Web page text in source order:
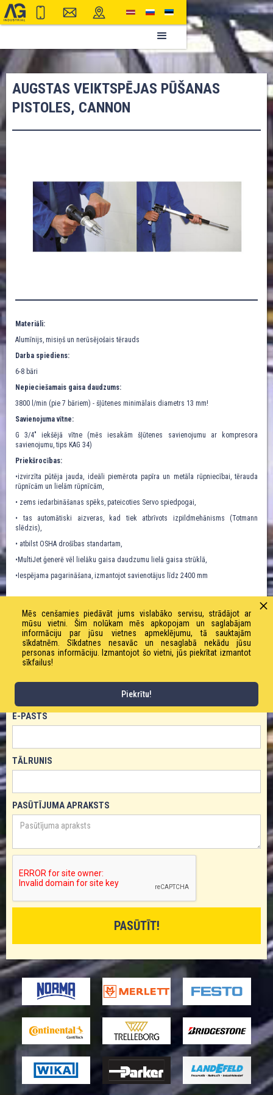
AUGSTAS VEIKTSPĒJAS PŪŠANAS
PISTOLES, CANNON
Materiāli:
Alumīnijs, misiņš un nerūsējošais tērauds
Darba spiediens:
6-8 bāri
Nepieciešamais gaisa daudzums:
3800 l/min (pie 7 bāriem) - šļūtenes minimālais diametrs 13 mm!
Savienojuma vītne:
G 3/4" iekšējā vītne (mēs iesakām šļūtenes savienojumu ar kompresora
savienojumu, tips KAG 34)
Priekšrocības:
•izvirzīta pūtēja jauda, ideāli piemērota papīra un metāla rūpniecībai, tērauda
rūpnīcām un lielām rūpnīcām,
• zems iedarbināšanas spēks, pateicoties Servo spiedpogai,
• tas automātiski aizveras, kad tiek atbrīvots izpildmehānisms (Totmann
slēdzis),
• atbilst OSHA drošības standartam,
•MultiJet ģenerē vēl lielāku gaisa daudzumu lielā gaisa strūklā,
•Iespējama pagarināšana, izmantojot savienotājus līdz 2400 mm
PASŪTĪT PRODUKTU!
E-PASTS
TĀLRUNIS
PASŪTĪJUMA APRAKSTS
Mēs cenšamies piedāvāt jums vislabāko servisu, strādājot ar
mūsu vietni. Šim nolūkam mēs apkopojam un saglabājam
informāciju par jūsu vietnes apmeklējumu, tā sauktajām
sīkdatnēm. Sīkdatnes nesavāc un nesaglabā nekādu jūsu
personas informāciju. Izmantojot šo vietni, jūs piekrītat izmantot
sīkfailus!
Piekrītu!